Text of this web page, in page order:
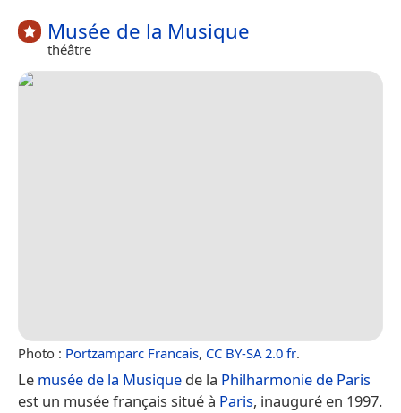
Musée de la Musique
théâtre
Photo : Portzamparc Francais, CC BY-SA 2.0 fr.
Le musée de la Musique de la Philharmonie de Paris
est un musée français situé à Paris, inauguré en 1997.